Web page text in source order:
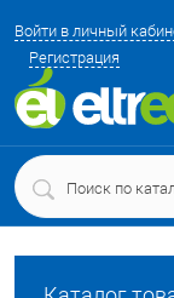
Войти в личный
Регистрация